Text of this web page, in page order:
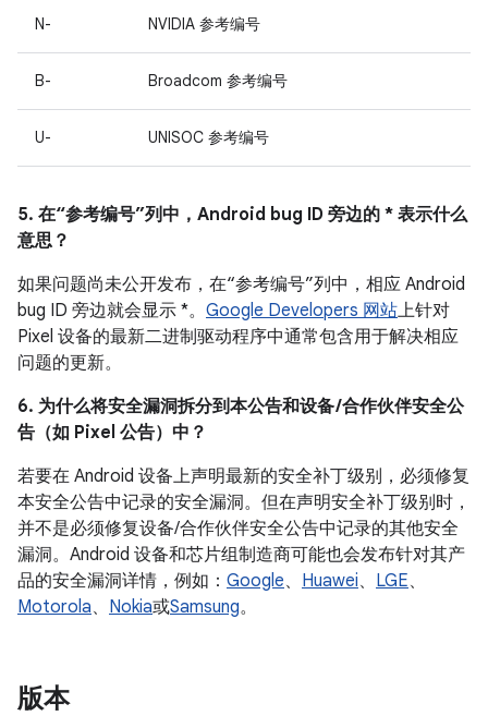
N- NVIDIA 参考编号
B- Broadcom 参考编号
U- UNISOC 参考编号
5. 在“参考编号”列中，Android bug ID 旁边的 * 表示什么
意思？
如果问题尚未公开发布，在“参考编号”列中，相应 Android
bug ID 旁边就会显示 *。 Google Developers 网站上针对
Pixel 设备的最新二进制驱动程序中通常包含用于解决相应
问题的更新。
6. 为什么将安全漏洞拆分到本公告和设备 /合作伙伴安全公
告（如 Pixel 公告）中？
若要在 Android 设备上声明最新的安全补丁级别，必须修复
本安全公告中记录的安全漏洞。但在声明安全补丁级别时，
并不是必须修复设备/合作伙伴安全公告中记录的其他安全
漏洞。Android 设备和芯片组制造商可能也会发布针对其产
品的安全漏洞详情，例如： Google、 Huawei、 LGE、
Motorola、 Nokia或Samsung。
版本